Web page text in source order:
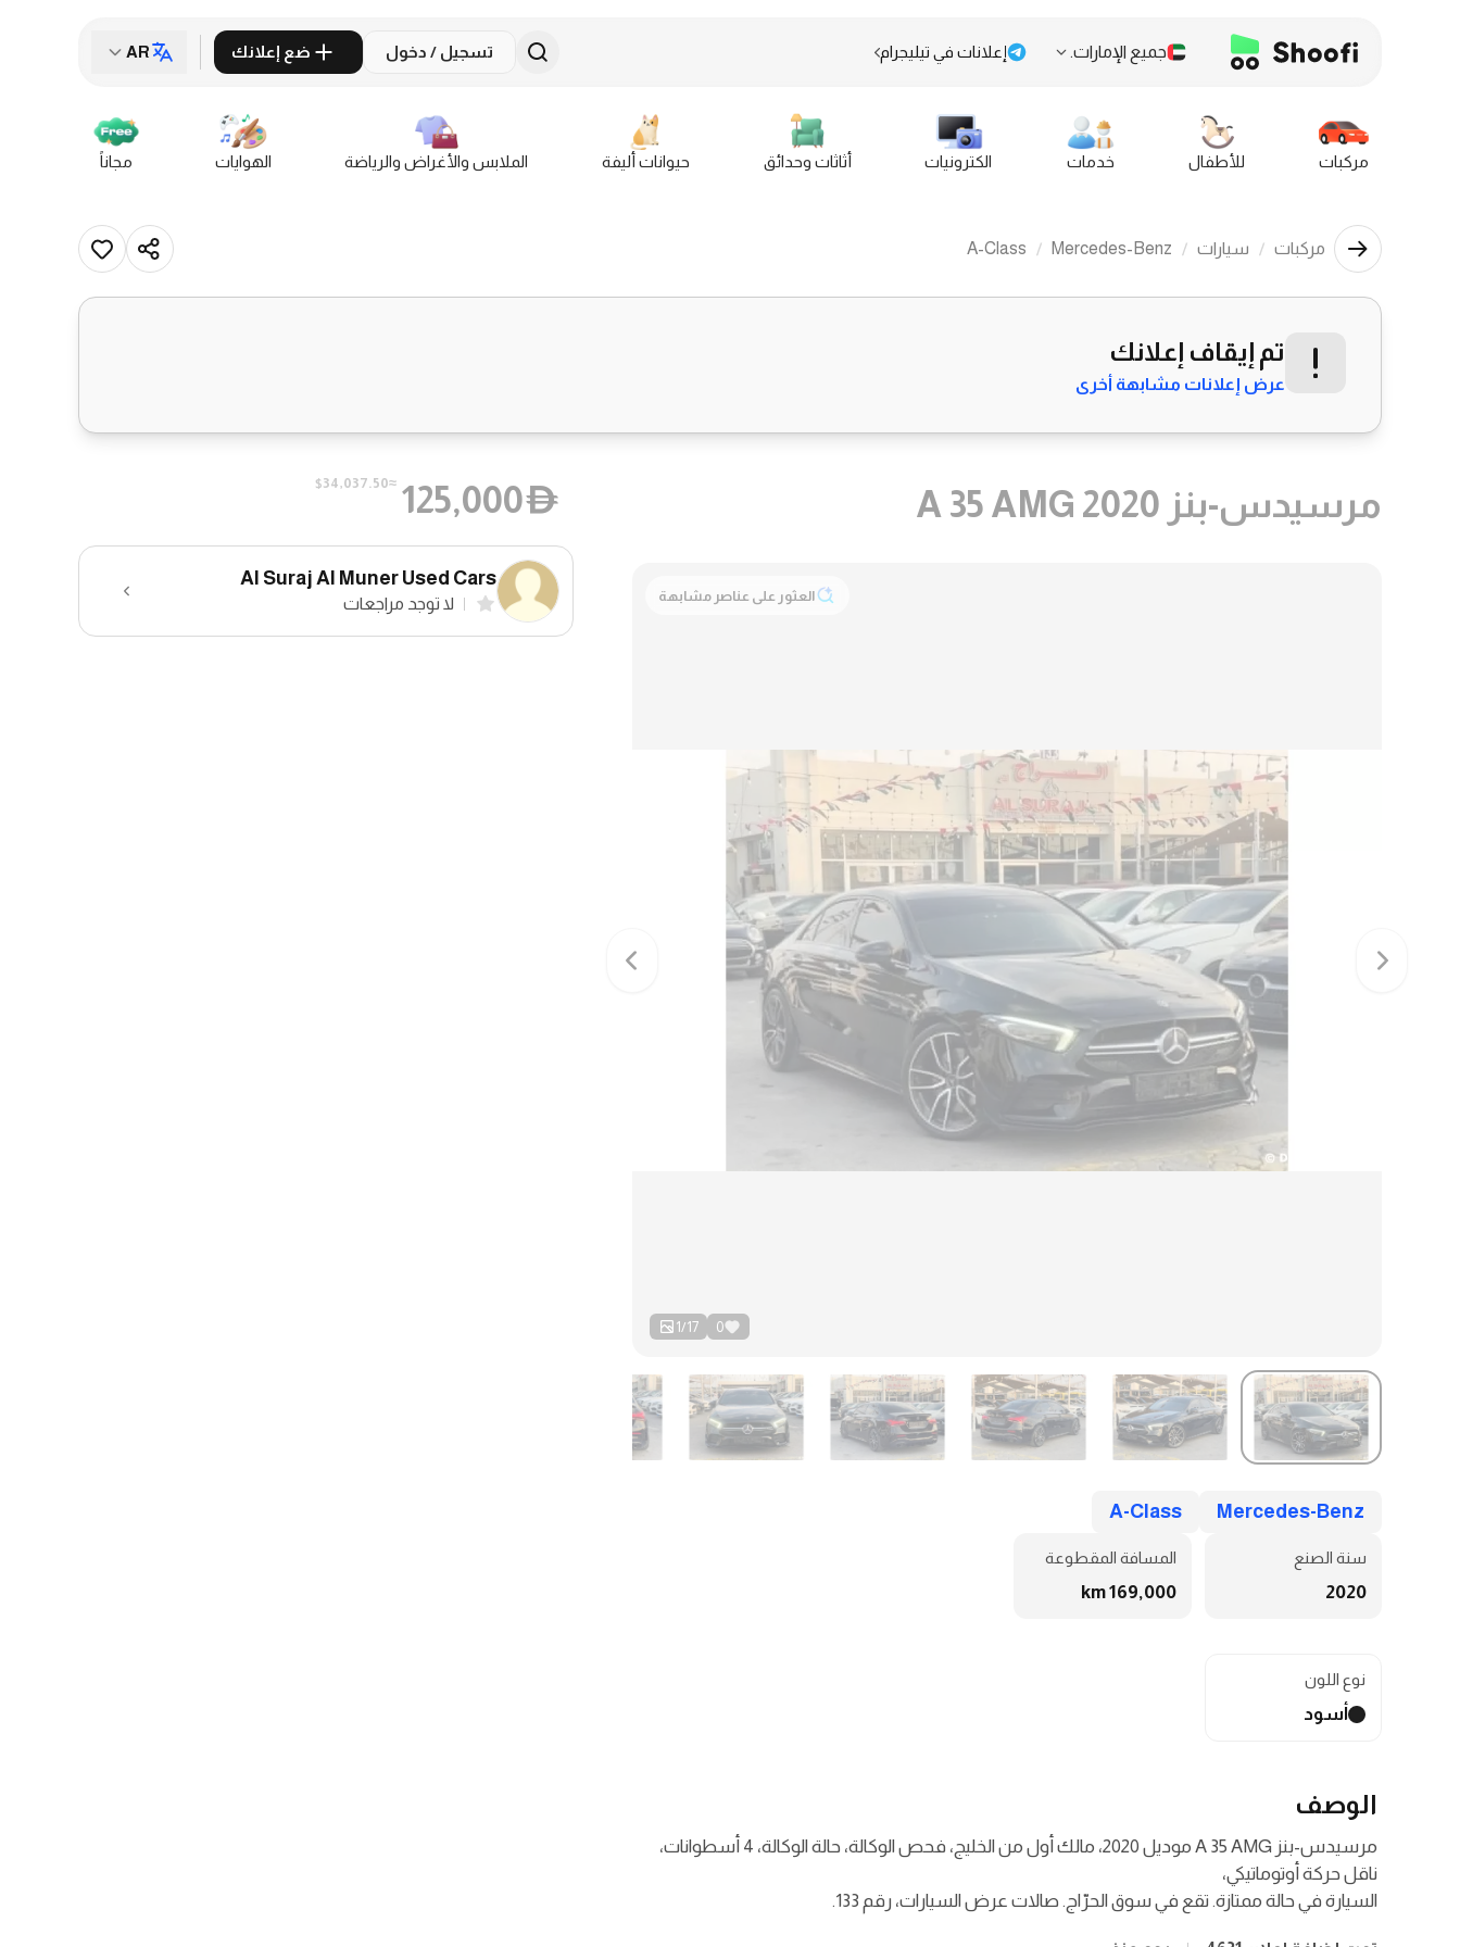
جميع الإمارات. إعلانات في تيليجرام تسجيل / دخول ضع إعلانك AR
مركبات للأطفال خدمات الكترونيات أثاثات وحدائق حيوانات أليفة الملابس والأغراض والرياضة الهوايات مجاناً
مركبات سيارات Mercedes-Benz
A-Class
تم إيقاف إعلانك
عرض إعلانات مشابهة أخرى
مرسيدس-بنز A 35 AMG 2020
العثور على عناصر مشابهة
0
1/17
Mercedes-Benz
A-Class
سنة الصنع
2020
المسافة المقطوعة
169,000 km
نوع اللون
أسود
الوصف
مرسيدس-بنز A 35 AMG موديل 2020، مالك أول من الخليج، فحص الوكالة، حالة الوكالة، 4 أسطوانات،
السيارة في حالة ممتازة. تقع في سوق الحرّاج. صالات عرض السيارات، رقم 133.
D
125,000
≈$34,037.50
Al Suraj Al Muner Used Cars
لا توجد مراجعات